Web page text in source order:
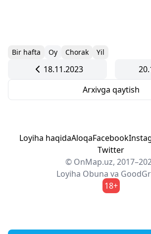
Bir hafta Oy Chorak Yil
18.11.2023
Arxivga qaytish
Loyiha haqidaAloqaFacebook
Twitter
© OnMap.uz,
Loyiha Obuna va
18+